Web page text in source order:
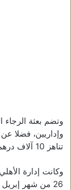
تناهز 10 آلاف درهم للفرد الواحد.
وكانت إدارة
26 من شهر